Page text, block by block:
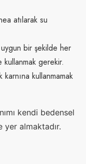
atılarak su
bir şekilde her
gerekir.
karnına kullanmamak
kendi bedensel
yer almaktadır.